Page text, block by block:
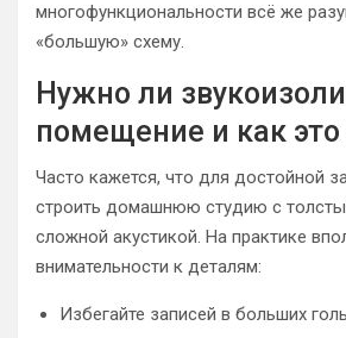
многофункциональности всё же
«большую» схему.
Нужно ли
помещение и как это
Часто кажется, что для достойной
строить домашнюю студию с
сложной акустикой. На практике
внимательности к деталям:
Избегайте записей в больших